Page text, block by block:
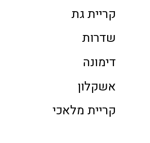
קריית גת
שדרות
דימונה
אשקלון
קריית מלאכי